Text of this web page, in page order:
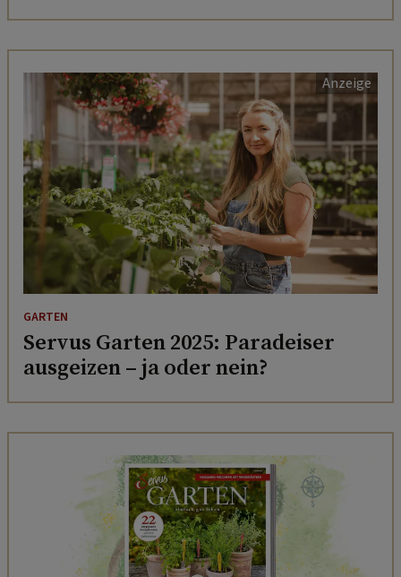
GARTEN
Servus Garten 2025: Paradeiser
ausgeizen – ja oder nein?